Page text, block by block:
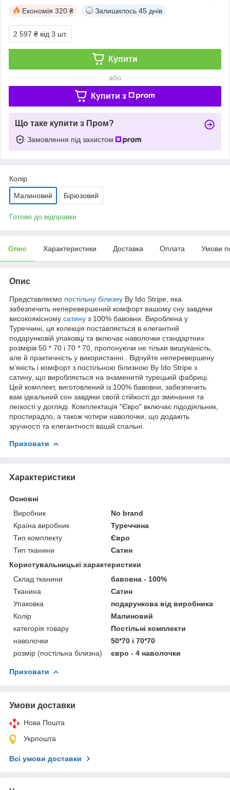
Економія 320 ₴ Залишилось 45 днів
2 597 ₴ від 3 шт.
Купити
або
Купити з
Що таке купити з Пром?
Замовлення під захистом
Колір
Малиновий Бірюзовий
Готово до відправки
Опис Характеристики Доставка Оплата Умови
Опис
Представляємо постільну білизну By Ido Stripe, яка
забезпечить неперевершений комфорт вашому сну завдяки
високоякісному сатину з 100% бавовни. Вироблена у
Туреччині, ця колекція поставляється в елегантній
подарунковій упаковці та включає наволочки стандартних
розмірів 50 * 70 і 70 * 70, пропонуючи не тільки вишуканість,
але й практичність у використанні.. Відчуйте неперевершену
м'якість і комфорт з постільною білизною By Ido Stripe з
сатину, що виробляється на знаменитій турецькій фабриці.
Цей комплект, виготовлений із 100% бавовни, забезпечить
вам ідеальний сон завдяки своїй стійкості до зминання та
легкості у догляді. Комплектація "Євро" включає підодіяльник,
простирадло, а також чотири наволочки, що додають
зручності та елегантності вашій спальні.
Приховати
Характеристики
Основні
Виробник
No brand
Країна виробник
Туреччина
Тип комплекту
Євро
Тип тканини
Сатин
Користувальницькі характеристики
Склад тканини
бавовна - 100%
Тканина
Сатин
Упаковка
подарункова від виробника
Колір
Малиновий
категорія товару
Постільні комплекти
наволочки
50*70 і 70*70
розмір (постільна білизна)
євро - 4 наволочки
Приховати
Умови доставки
Нова Пошта
Укрпошта
Всі умови доставки